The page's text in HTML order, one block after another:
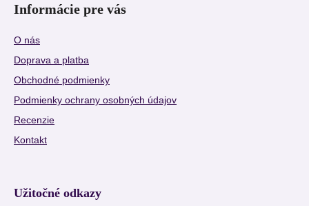
Informácie pre vás
O nás
Doprava a platba
Obchodné podmienky
Podmienky ochrany osobných údajov
Recenzie
Kontakt
Užitočné odkazy